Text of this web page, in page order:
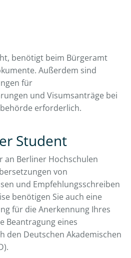
benötigt beim Bürgeramt
Außerdem sind
für
und Visumsanträge bei
erforderlich.
Student
an Berliner Hochschulen
von
und Empfehlungsschreiben
benötigen Sie auch eine
für die Anerkennung Ihres
Beantragung eines
den Deutschen Akademischen